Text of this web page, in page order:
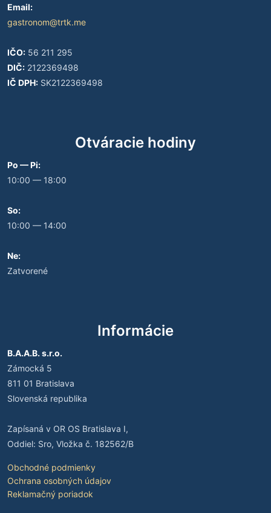
Email:
gastronom@trtk.me
IČO: 56 211 295
DIČ: 2122369498
IČ DPH: SK2122369498
Otváracie hodiny
Po — Pi:
10:00 — 18:00
So:
10:00 — 14:00
Ne:
Zatvorené
Informácie
B.A.A.B. s.r.o.
Zámocká 5
811 01 Bratislava
Slovenská republika
Zapísaná v OR OS Bratislava I,
Oddiel: Sro, Vložka č. 182562/B
Obchodné podmienky
Ochrana osobných údajov
Reklamačný poriadok